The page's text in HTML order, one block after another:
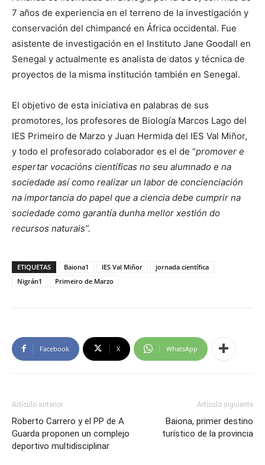
7 años de experiencia en el terreno de la investigación y
conservación del chimpancé en África occidental. Fue
asistente de investigación en el Instituto Jane Goodall en
Senegal y actualmente es analista de datos y técnica de
proyectos de la misma institución también en Senegal.
El objetivo de esta iniciativa en palabras de sus
promotores, los profesores de Biología Marcos Lago del
IES Primeiro de Marzo y Juan Hermida del IES Val Miñor,
y todo el profesorado colaborador es el de “promover e
espertar vocacións científicas no seu alumnado e na
sociedade así como realizar un labor de concienciación
na importancia do papel que a ciencia debe cumprir na
sociedade como garantía dunha mellor xestión do
recursos naturais”.
ETIQUETAS Baiona1 IES Val Miñor
jornada científica
Nigrán1
Primeiro de Marzo
Facebook X WhatsApp
Artículo anterior
Roberto Carrero y el PP de A
Guarda proponen un complejo
deportivo multidisciplinar
Artículo siguiente
Baiona, primer destino
turístico de la provincia